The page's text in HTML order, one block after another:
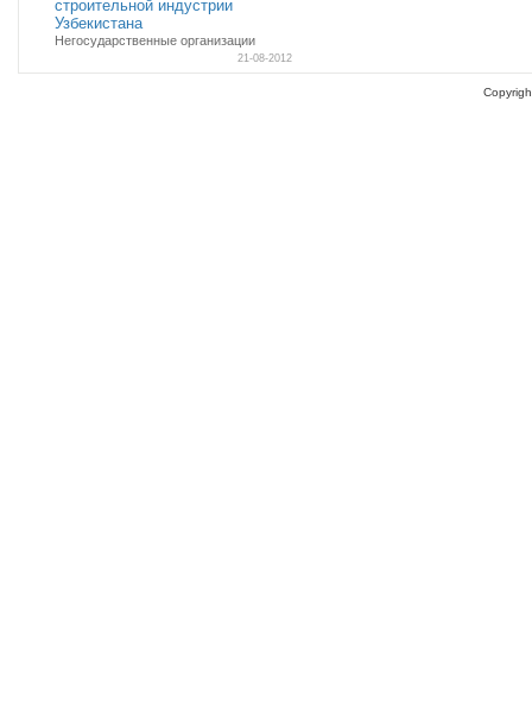
строительной индустрии
Узбекистана
Негосударственные организации
21-08-2012